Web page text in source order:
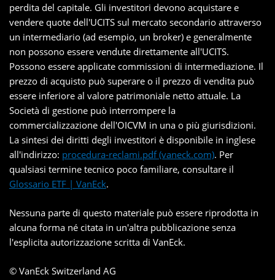
perdita del capitale. Gli investitori devono acquistare e
vendere quote dell'UCITS sul mercato secondario attraverso
un intermediario (ad esempio, un broker) e generalmente
non possono essere vendute direttamente all'UCITS.
Possono essere applicate commissioni di intermediazione. Il
prezzo di acquisto può superare o il prezzo di vendita può
essere inferiore al valore patrimoniale netto attuale. La
Società di gestione può interrompere la
commercializzazione dell'OICVM in una o più giurisdizioni.
La sintesi dei diritti degli investitori è disponibile in inglese
all'indirizzo: procedura-reclami.pdf (vaneck.com). Per
qualsiasi termine tecnico poco familiare, consultare il
Glossario ETF | VanEck.
Nessuna parte di questo materiale può essere riprodotta in
alcuna forma né citata in un'altra pubblicazione senza
l'esplicita autorizzazione scritta di VanEck.
© VanEck Switzerland AG